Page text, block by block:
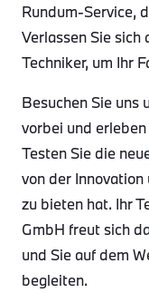
Rundum-Service,
Verlassen Sie
Techniker, um Ihr
Besuchen Sie uns
vorbei und
Testen Sie die
von der
zu bieten hat. Ihr
GmbH freut sich
und Sie auf dem
begleiten.